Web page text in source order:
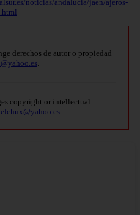
noticias/andalucia/jaen/ajeros-
derechos de autor o propiedad
copyright or intellectual